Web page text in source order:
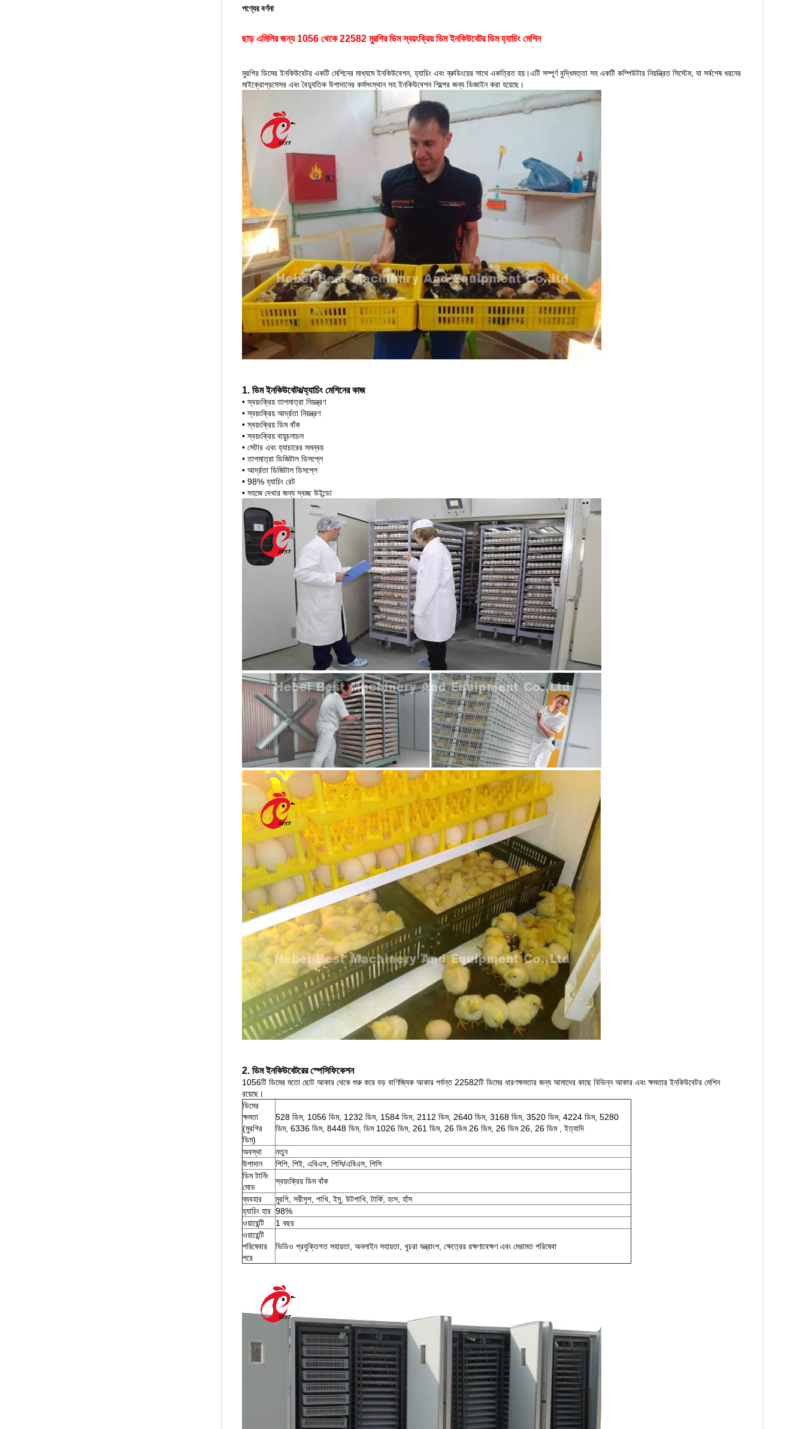
পণ্যের বর্ণনা
ছাড় এমিলির জন্য 1056 থেকে 22582 মুরগির ডিম স্বয়ংক্রিয় ডিম ইনকিউবেটর ডিম হ্যাচিং মেশিন
মুরগির ডিমের ইনকিউবেটর একটি মেশিনের মাধ্যমে ইনকিউবেশন, হ্যাচিং এবং ব্রুডিংয়ের সাথে একত্রিত হয়।এটি সম্পূর্ণ বুদ্ধিমত্তা সহ একটি কম্পিউটার নিয়ন্ত্রিত সিস্টেম, যা সর্বশেষ ধরনের
মাইক্রোপ্রসেসর এবং বৈদ্যুতিক উপাদানের কর্মসংস্থান সহ ইনকিউবেশন শিল্পের জন্য ডিজাইন করা হয়েছে।
1. ডিম ইনকিউবেটর/হ্যাচিং মেশিনের কাজ
• স্বয়ংক্রিয় তাপমাত্রা নিয়ন্ত্রণ
• স্বয়ংক্রিয় আর্দ্রতা নিয়ন্ত্রণ
• স্বয়ংক্রিয় ডিম বাঁক
• স্বয়ংক্রিয় বায়ুচলাচল
• সেটার এবং হ্যাচারের সমন্বয়
• তাপমাত্রা ডিজিটাল ডিসপ্লে
• আর্দ্রতা ডিজিটাল ডিসপ্লে
• 98% হ্যাচিং রেট
• সহজে দেখার জন্য স্বচ্ছ উইন্ডো
2. ডিম ইনকিউবেটরের স্পেসিফিকেশন
1056টি ডিমের মতো ছোট আকার থেকে শুরু করে বড় বাণিজ্যিক আকার পর্যন্ত 22582টি ডিমের ধারণক্ষমতার জন্য আমাদের কাছে বিভিন্ন আকার এবং ক্ষমতার ইনকিউবেটর মেশিন
রয়েছে।
ডিমের
ক্ষমতা
(মুরগির
ডিম)
528 ডিম, 1056 ডিম, 1232 ডিম, 1584 ডিম, 2112 ডিম, 2640 ডিম, 3168 ডিম, 3520 ডিম, 4224 ডিম, 5280
ডিম, 6336 ডিম, 8448 ডিম, ডিম 1026 ডিম, 261 ডিম, 26 ডিম 26 ডিম, 26 ডিম 26, 26 ডিম , ইত্যাদি
অবস্থা
নতুন
উপাদান
পিপি, পিই, এবিএস, পিসি/এবিএস, পিসি
ডিম টার্নিং
মোড
স্বয়ংক্রিয় ডিম বাঁক
ব্যবহার
মুরগি, সরীসৃপ, পাখি, ইমু, উটপাখি, টার্কি, হংস, হাঁস
হ্যাচিং হার 98%
ওয়ারেন্টি
1 বছর
ওয়ারেন্টি
পরিষেবার
পরে
ভিডিও প্রযুক্তিগত সহায়তা, অনলাইন সহায়তা, খুচরা যন্ত্রাংশ, ক্ষেত্রের রক্ষণাবেক্ষণ এবং মেরামত পরিষেবা